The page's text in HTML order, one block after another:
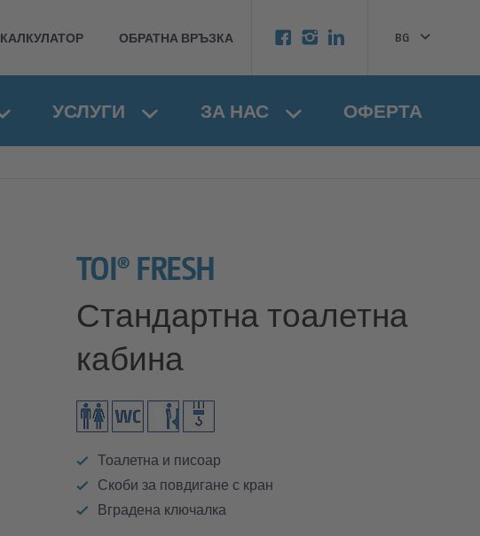
КАЛКУЛАТОР ОБРАТНА ВРЪЗКА
BG
УСЛУГИ ЗА НАС ОФЕРТА
TOI® FRESH
Стандартна тоалетна
кабина
Тоалетна и писоар
Скоби за повдигане с кран
Вградена ключалка